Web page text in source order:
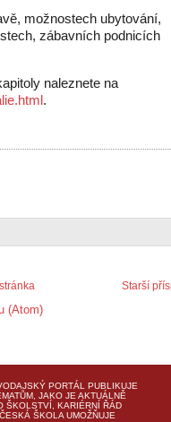
možnostech ubytování,
zábavních podnicích
naleznete na
.
Starší
(Atom)
PORTÁL PUBLIKUJE
JAKO JE AKTUÁLNĚ
ŠKOLSTVÍ, KARIÉRNÍ ŘÁD
ČESKÁ ŠKOLA UMOŽŇUJE